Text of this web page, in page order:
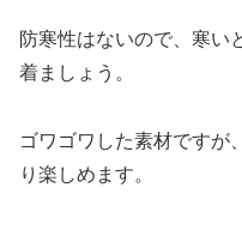
防寒性はないので、寒い
着ましょう。
ゴワゴワした素材ですが
り楽しめます。